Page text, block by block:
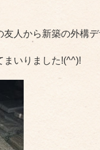
人から新築の外構
まいりました!(^^)!